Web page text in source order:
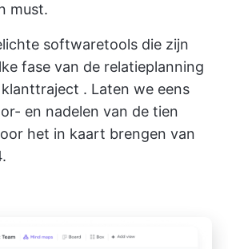
must.
softwaretools die zijn
fase van de relatieplanning
klanttraject . Laten we eens
en nadelen van de tien
het in kaart brengen van